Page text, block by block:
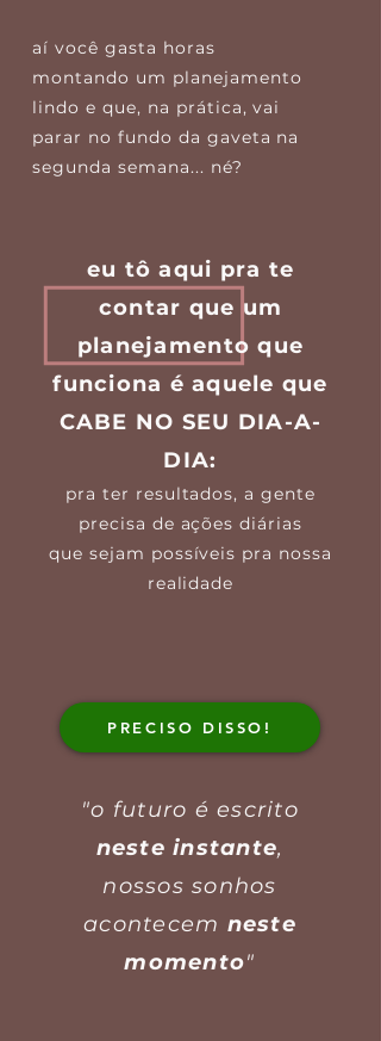
aí você gasta horas
montando um planejamento
lindo e que, na prática, vai
parar no fundo da gaveta na
segunda semana... né?
eu tô aqui pra te
contar que um
planejamento que
funciona é aquele que
CABE NO SEU DIA-A-
DIA:
pra ter resultados, a gente
precisa de ações diárias
que sejam possíveis pra nossa
realidade
PRECISO DISSO!
"o futuro é escrito
neste instante,
nossos sonhos
acontecem neste
momento"